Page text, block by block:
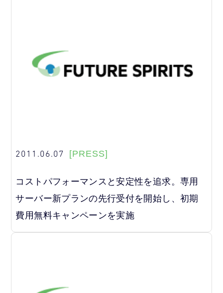
2011.06.07 [PRESS]
コストパフォーマンスと安定性を追求。専用
サーバー新プランの先行受付を開始し、初期
費用無料キャンペーンを実施